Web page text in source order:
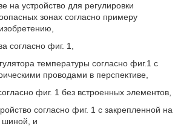
на устройство для регулировки
зонах согласно примеру
согласно фиг. 1,
температуры согласно фиг.1 с
проводами в перспективе,
фиг. 1 без встроенных элементов,
согласно фиг. 1 с закрепленной на
шиной, и